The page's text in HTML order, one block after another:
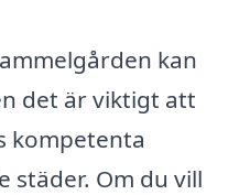
kan
det är viktigt att
kompetenta
städer. Om du vill